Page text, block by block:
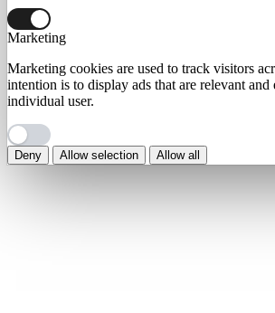
Marketing
Marketing cookies are used to track visitors
intention is to display ads that are relevant
individual user.
Deny Allow selection Allow all